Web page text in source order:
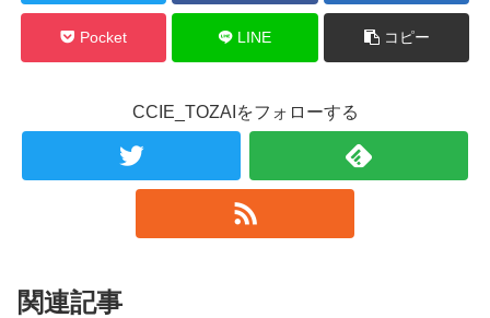
Pocket LINE コピー
CCIE_TOZAIをフォローする
関連記事